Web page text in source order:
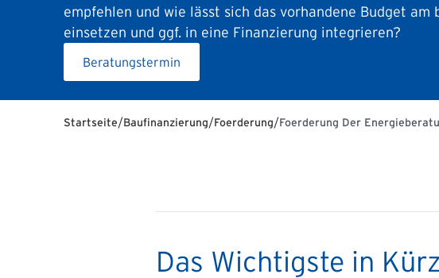
empfehlen und wie lässt sich das vorhandene Budget am
einsetzen und ggf. in eine Finanzierung integrieren?
Beratungstermin
Startseite/Baufinanzierung/Foerderung/Foerderung Der
Das Wichtigste in